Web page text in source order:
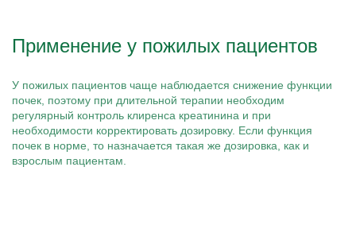
Применение у пожилых пациентов
У пожилых пациентов чаще наблюдается снижение функции
почек, поэтому при длительной терапии необходим
регулярный контроль клиренса креатинина и при
необходимости корректировать дозировку. Если функция
почек в норме, то назначается такая же дозировка, как и
взрослым пациентам.